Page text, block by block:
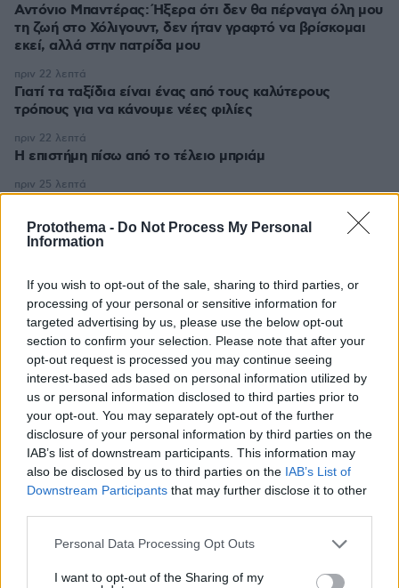
Protothema - Do Not Process My Personal
Information
If you wish to opt-out of the sale, sharing to third parties, or
processing of your personal or sensitive information for
targeted advertising by us, please use the below opt-out
section to confirm your selection. Please note that after your
opt-out request is processed you may continue seeing
interest-based ads based on personal information utilized by
us or personal information disclosed to third parties prior to
your opt-out. You may separately opt-out of the further
disclosure of your personal information by third parties on the
IAB’s list of downstream participants. This information may
also be disclosed by us to third parties on the IAB’s List of
Downstream Participants that may further disclose it to other
Please note that this website/app uses one or more Google
not limited to your visit or usage behaviour. You may click to
Personal Data Processing Opt Outs
I want to opt-out of the Sharing of my
Αντόνιο Μπαντέρας: Ήξερα ότι δεν θα πέρναγα όλη μου
τη ζωή στο Χόλιγουντ, δεν ήταν γραφτό να βρίσκομαι
εκεί, αλλά στην πατρίδα μου
Γιατί τα ταξίδια είναι ένας από τους καλύτερους
τρόπους για να κάνουμε νέες φιλίες
πριν 22 λεπτά
Η επιστήμη πίσω από το τέλειο μπριάμ
πριν 22 λεπτά
πριν 25 λεπτά
Μη χάσετε το ΘΕΜΑ που κυκλοφορεί
πριν 30 λεπτά
Σοκαριστικό βίντεο: Η στιγμή που ο 14χρονος ανοίγει
πυρ και σκορπάει τον θάνατο σε σχολείο στη Ταϊλάνδη
πριν 31 λεπτά
ΔΕΙΤΕ ΟΛΕΣ ΤΙΣ ΕΙΔΗΣΕΙΣ
ΤΑ ΠΙΟ ΔΗΜΟΦΙΛΗ